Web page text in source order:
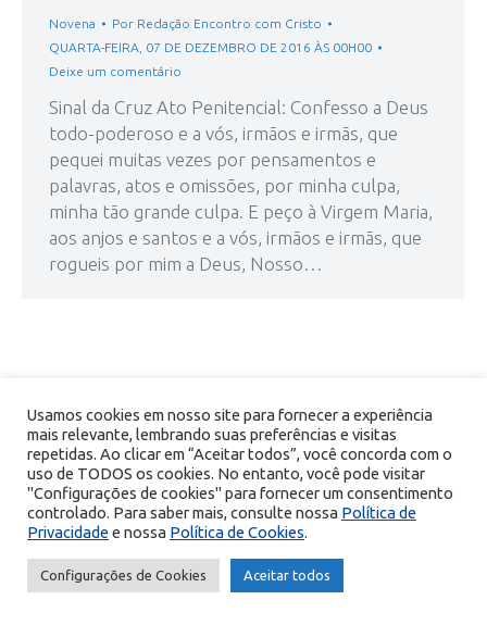
Novena Por Redação Encontro com Cristo
QUARTA-FEIRA, 07 DE DEZEMBRO DE 2016 ÀS 00H00
Deixe um comentário
Sinal da Cruz Ato Penitencial: Confesso a Deus
todo-poderoso e a vós, irmãos e irmãs, que
pequei muitas vezes por pensamentos e
palavras, atos e omissões, por minha culpa,
minha tão grande culpa. E peço à Virgem Maria,
aos anjos e santos e a vós, irmãos e irmãs, que
rogueis por mim a Deus, Nosso…
© Copyright 2026 Portal Encontro com Cristo - Todos os direitos
reservados.
DESENVOLVIDO POR MAX DESIGN
Usamos cookies em nosso site para fornecer a experiência
mais relevante, lembrando suas preferências e visitas
repetidas. Ao clicar em “Aceitar todos”, você concorda com o
uso de TODOS os cookies. No entanto, você pode visitar
"Configurações de cookies" para fornecer um consentimento
controlado. Para saber mais, consulte nossa Política de
Privacidade e nossa Política de Cookies.
Configurações de Cookies Aceitar todos